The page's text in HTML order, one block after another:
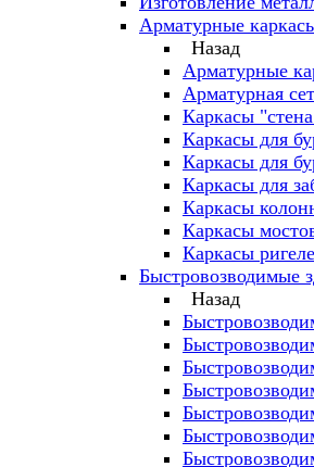
Арматурные
Назад
Арматурные
Арматурная
Каркасы
Каркасы для
Каркасы для
Каркасы для
Каркасы
Каркасы
Каркасы
Быстровозводимые
Назад